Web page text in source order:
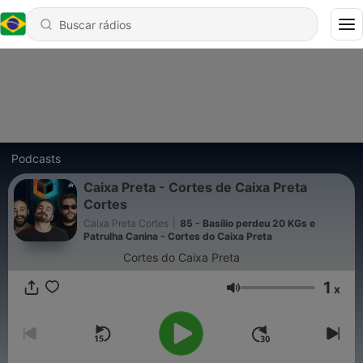
Podcasts
Caixa Preta - Cortes de Caixa Preta
Cortes
Caixa Preta Cortes
85 - Basílio perdeu 20 KGs e
Patrulha Canina - Cortes do Caixa Preta
Cortes do Caixa Preta
Volume 1 x